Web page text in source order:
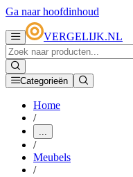
Ga naar hoofdinhoud
VERGELIJK.NL
Categorieën
Home
/
...
/
Meubels
/